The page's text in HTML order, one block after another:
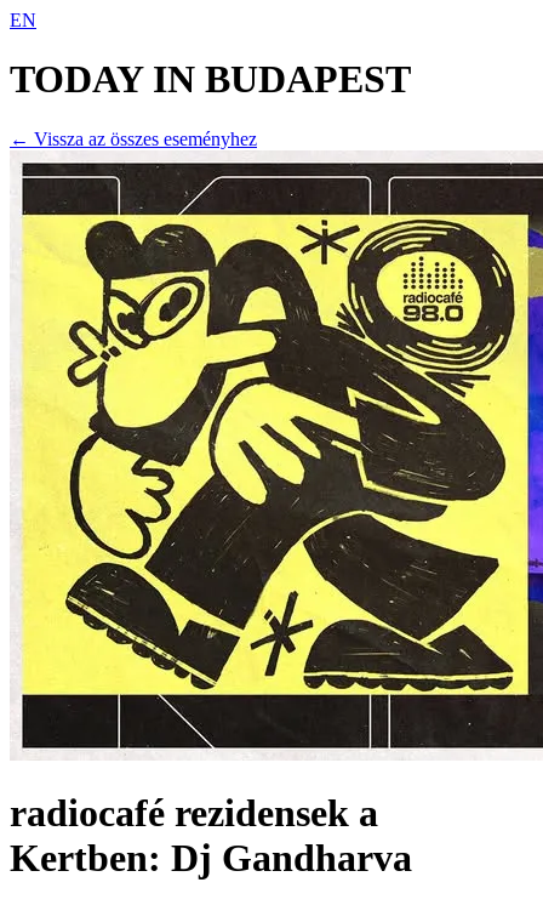
EN
TODAY IN BUDAPEST
← Vissza az összes eseményhez
radiocafé rezidensek a
Kertben: Dj Gandharva